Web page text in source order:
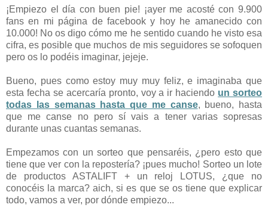
¡Empiezo el día con buen pie! ¡ayer me acosté con 9.900
fans en mi página de facebook y hoy he amanecido con
10.000! No os digo cómo me he sentido cuando he visto esa
cifra, es posible que muchos de mis seguidores se sofoquen
pero os lo podéis imaginar, jejeje.
Bueno, pues como estoy muy muy feliz, e imaginaba que
esta fecha se acercaría pronto, voy a ir haciendo un sorteo
todas las semanas hasta que me canse, bueno, hasta
que me canse no pero sí vais a tener varias sopresas
durante unas cuantas semanas.
Empezamos con un sorteo que pensaréis, ¿pero esto que
tiene que ver con la repostería? ¡pues mucho! Sorteo un lote
de productos ASTALIFT + un reloj LOTUS, ¿que no
conocéis la marca? aich, si es que se os tiene que explicar
todo, vamos a ver, por dónde empiezo...